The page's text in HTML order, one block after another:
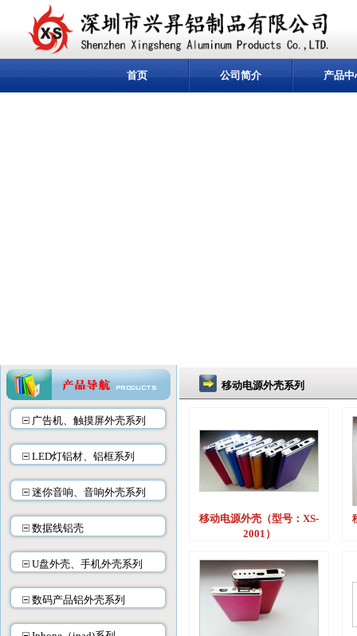
首页 公司简介 产品中
广告机、触摸屏外壳系列
LED灯铝材、铝框系列
迷你音响、音响外壳系列
数据线铝壳
U盘外壳、手机外壳系列
数码产品铝外壳系列
移动电源外壳系列
移动电源外壳（型号：XS-
2001）